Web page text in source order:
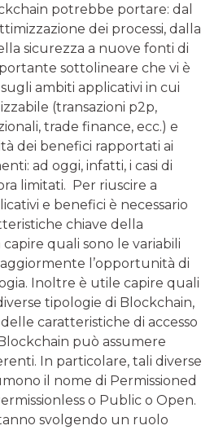
potrebbe portare: dal
dei processi, dalla
sicurezza a nuove fonti di
sottolineare che vi è
ambiti applicativi in cui
(transazioni p2p,
trade finance, ecc.) e
dei benefici rapportati ai
ad oggi, infatti, i casi di
limitati. Per riuscire a
e benefici è necessario
chiave della
quali sono le variabili
l’opportunità di
Inoltre è utile capire quali
tipologie di Blockchain,
caratteristiche di accesso
può assumere
In particolare, tali diverse
il nome di Permissioned
o Public o Open.
svolgendo un ruolo